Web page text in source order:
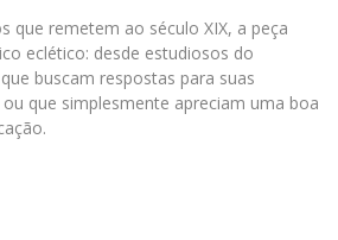
que remetem ao século XIX, a peça
eclético: desde estudiosos do
buscam respostas para suas
que simplesmente apreciam uma boa